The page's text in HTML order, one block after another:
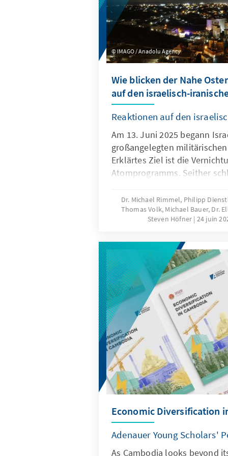
IMAGO / Anadolu Agency
Wie blicken der Nahe
auf den israelisch-
Reaktionen auf den
Am 13. Juni 2025 begann
großangelegten
Erklärtes Ziel ist die
Atomprogramms. Seither
Nacht auf den 22. Juni
Angriffen auf drei
Dr. Michael Rimmel, Philipp
Thomas Volk, Michael Bauer, Dr.
Steven Höfner 24 juin
Economic Diversification
Adenauer Young Scholars'
As Cambodia looks beyond